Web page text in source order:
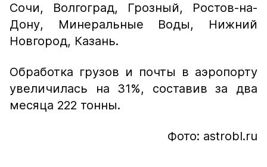
Сочи, Волгоград, Грозный, Ростов-на-
Дону, Минеральные Воды, Нижний
Новгород, Казань.
Обработка грузов и почты в аэропорту
увеличилась на 31%, составив за два
месяца 222 тонны.
Фото: astrobl.ru